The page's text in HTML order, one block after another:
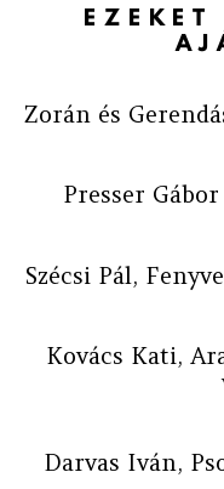
EZEKET
Zorán és
Presser
Szécsi Pál,
Kovács Kati,
Darvas Iván,